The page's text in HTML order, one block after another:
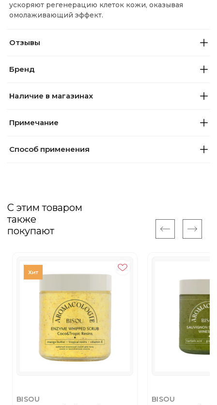
ускоряют регенерацию клеток кожи, оказывая
омолаживающий эффект.
Отзывы
Бренд
Наличие в магазинах
Примечание
Способ применения
С этим товаром
также
покупают
BISOU BISOU